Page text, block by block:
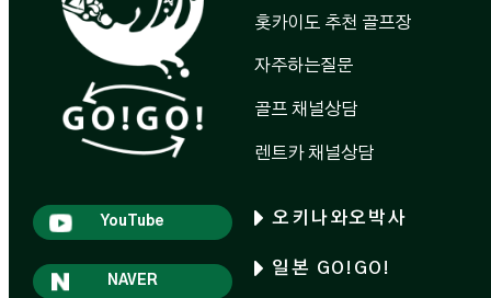
홋카이도 추천 골프장
자주하는질문
골프 채널상담
렌트카 채널상담
오키나와오박사
일본 GO!GO!
YouTube
NAVER